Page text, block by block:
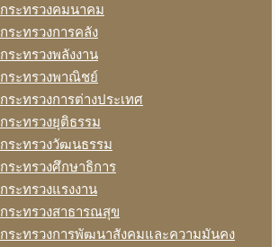
กระทรวงคมนาคม
กระทรวงการคลัง
กระทรวงพลังงาน
กระทรวงพาณิชย์
กระทรวงการต่างประเทศ
กระทรวงยุติธรรม
กระทรวงวัฒนธรรม
กระทรวงศึกษาธิการ
กระทรวงแรงงาน
กระทรวงสาธารณสุข
กระทรวงการพัฒนาสังคมและความมันคง